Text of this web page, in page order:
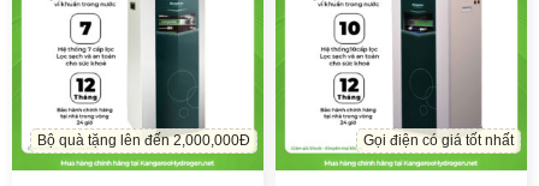
Bộ quà tặng lên đến 2,000,000Đ Gọi điện có giá tốt nhất